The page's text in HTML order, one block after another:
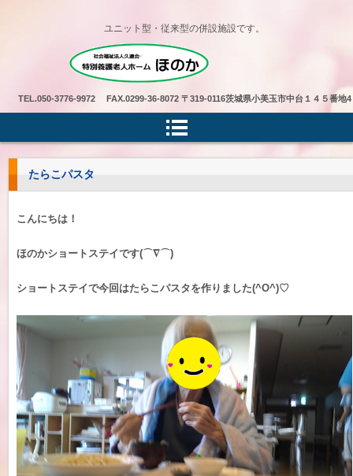
特別養護老人ホームほのか
ユニット型・従来型の併設施設です。
TEL.050-3776-9972 FAX.0299-36-8072 〒319-0116茨城県小美玉市中台１４５番地4
たらこパスタ
こんにちは！
ほのかショートステイです(⌒∇⌒)
ショートステイで今回はたらこパスタを作りました(^O^)♡